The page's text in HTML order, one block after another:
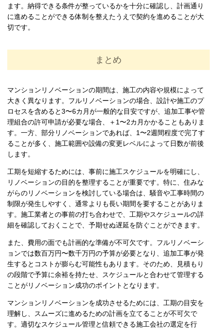
ます。納得できる条件が整っているかを十分に確認し、計画通り
に進めることができる体制を整えたうえで契約を進めることが大
切です。
まとめ
マンションリノベーションの期間は、施工の内容や規模によって
大きく異なります。フルリノベーションの場合、設計や施工のプ
ロセスを含めると3〜6カ月が一般的な目安ですが、追加工事や管
理組合の許可申請が必要な場合、＋1〜2カ月かかることもありま
す。一方、部分リノベーションであれば、1〜2週間程度で完了す
ることが多く、施工範囲や設備の変更レベルによって日数が前後
します。
工期を短縮するためには、事前に施工スケジュールを明確にし、
リノベーションの目的を整理することが重要です。特に、住みな
がらのリノベーションを検討している場合は、騒音や工事時間の
制限が発生しやすく、通常よりも長い期間を要することがありま
す。施工業者との事前の打ち合わせで、工期やスケジュールの詳
細を確認しておくことで、予期せぬ遅延を防ぐことができます。
また、費用の面でも計画的な準備が不可欠です。フルリノベーシ
ョンでは数百万円〜数千万円の予算が必要となり、追加工事が発
生するとコストが膨らむ可能性もあります。そのため、見積もり
の段階で予算に余裕を持たせ、スケジュールと合わせて管理する
ことがリノベーション成功のポイントとなります。
マンションリノベーションを成功させるためには、工期の目安を
理解し、スムーズに進めるための計画を立てることが不可欠で
す。適切なスケジュール管理と信頼できる施工会社の選定を行